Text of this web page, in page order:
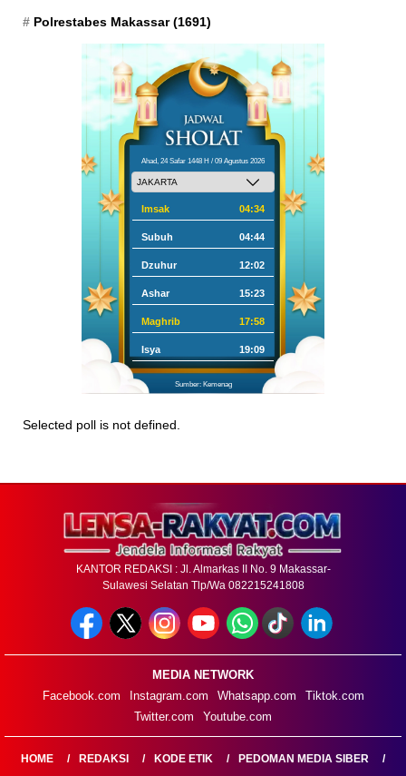
Polrestabes Makassar(1691)
Ahad, 24 Safar 1448 H / 09 Agustus 2026
Imsak 04:34
Subuh 04:44
Dzuhur 12:02
Ashar 15:23
Maghrib 17:58
Isya 19:09
Sumber: Kemenag
Selected poll is not defined.
KANTOR REDAKSI : Jl. Almarkas II No. 9 Makassar-
Sulawesi Selatan Tlp/Wa 082215241808
MEDIA NETWORK
Facebook.com
Instagram.com Whatsapp.com
Tiktok.com
Twitter.com
Youtube.com
HOME REDAKSI KODE ETIK PEDOMAN MEDIA SIBER